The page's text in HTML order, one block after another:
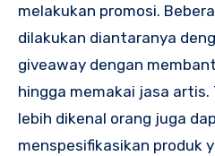
melakukan promosi.
dilakukan diantaranya
giveaway dengan
hingga memakai jasa artis.
lebih dikenal orang juga
menspesifikasikan produk